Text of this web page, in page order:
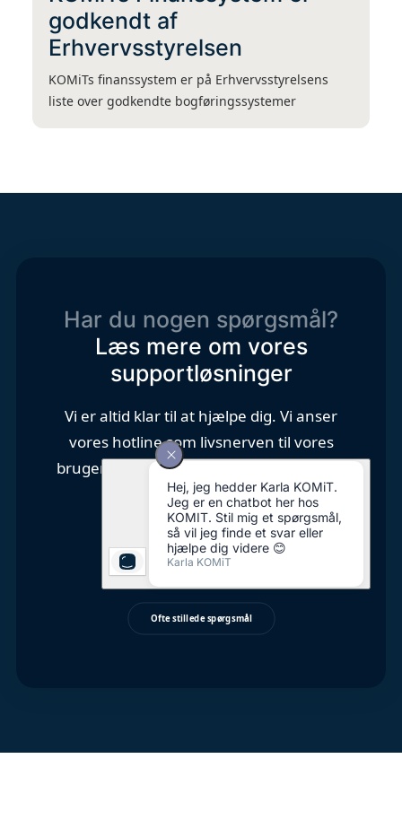
godkendt af
Erhvervsstyrelsen
KOMiTs finanssystem er på Erhvervsstyrelsens
liste over godkendte bogføringssystemer
Har du nogen spørgsmål?
Læs mere om vores
supportløsninger
Vi er altid klar til at hjælpe dig. Vi anser
vores hotline som livsnerven til vores
brugere. Så vi er der, når du har brug for
hjælp.
Læs mere om support
Ofte stillede spørgsmål